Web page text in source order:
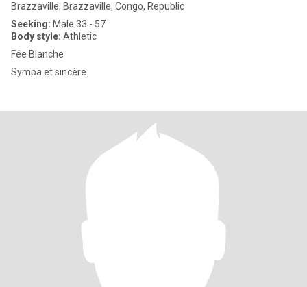
Brazzaville, Brazzaville, Congo, Republic
Seeking: Male 33 - 57
Body style: Athletic
Fée Blanche
Sympa et sincère